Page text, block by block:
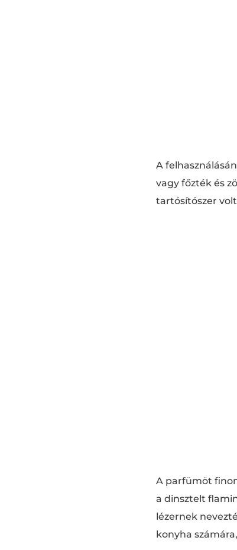
A
vagy főzték és
tartósítószer
A parfümöt
a dinsztelt
lézernek
konyha